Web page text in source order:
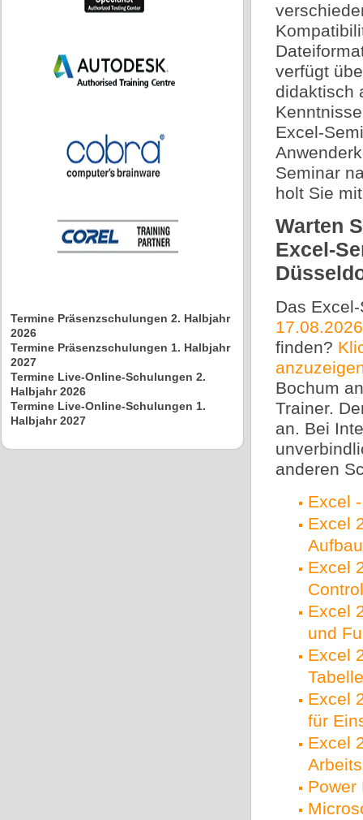
Termine Präsenzschulungen 2. Halbjahr
2026
Termine Präsenzschulungen 1. Halbjahr
2027
Termine Live-Online-Schulungen 2.
Halbjahr 2026
Termine Live-Online-Schulungen 1.
Halbjahr 2027
verfügt
didaktisch
Excel-
Seminar
holt Sie
Warten
Excel-
Das
17.08.2026
finden?
Bochum
Trainer.
an. Bei
anderen
Excel
Excel
Excel
Excel
und
Excel
Excel
für
Excel
Power